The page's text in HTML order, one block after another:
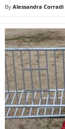
By Alessandra Corradi